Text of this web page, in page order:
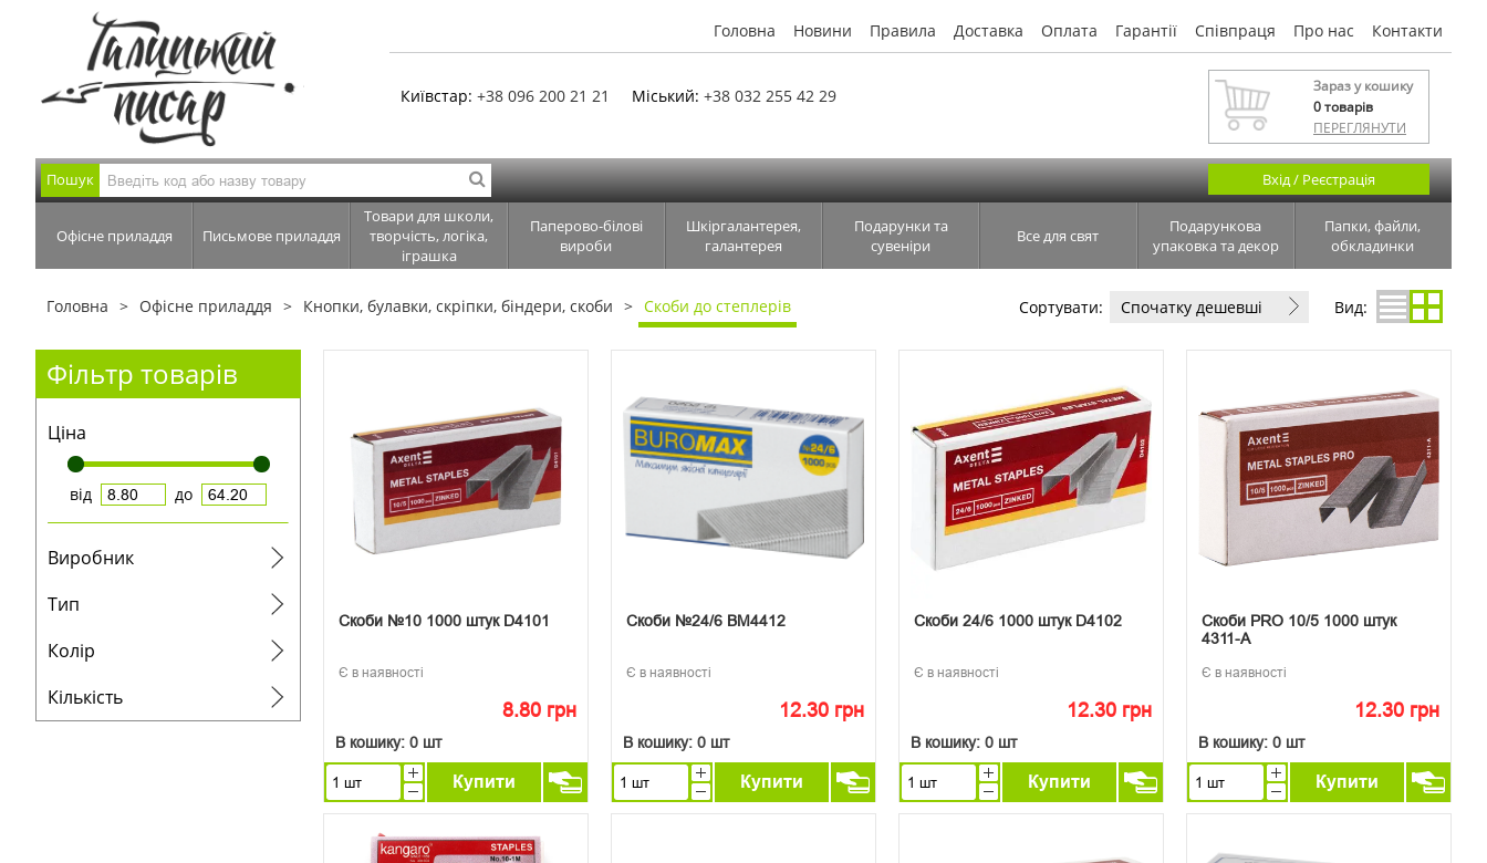
Головна Новини Правила Доставка Оплата Гарантії Співпраця Про нас Контакти
Київстар: +38 096 200 21 21 Міський: +38 032 255 42 29
Зараз у кошику
0товарів
ПЕРЕГЛЯНУТИ
Пошук Вхід / Реєстрація
Офісне приладдя Письмове приладдя
Товари для школи,
творчість, логіка,
іграшка
Паперово-білові
вироби
Шкіргалантерея,
галантерея
Подарунки та
сувеніри
Все для свят
Подарункова
упаковка та декор
Папки, файли,
обкладинки
Головна Офісне приладдя Кнопки, булавки, скріпки, біндери, скоби Скоби до степлерів Сортувати: Спочатку дешевші Вид:
Фільтр товарів
Ціна
від до
Виробник
Тип
Колір
Кількість
Скоби №10 1000 штук D4101
Є в наявності
8.80 грн
В кошику: 0 шт
Купити
Скоби №24/6 ВМ4412
Є в наявності
12.30 грн
В кошику: 0 шт
Купити
Скоби 24/6 1000 штук D4102
Є в наявності
12.30 грн
В кошику: 0 шт
Купити
Скоби PRO 10/5 1000 штук
4311-А
Є в наявності
12.30 грн
В кошику: 0 шт
Купити